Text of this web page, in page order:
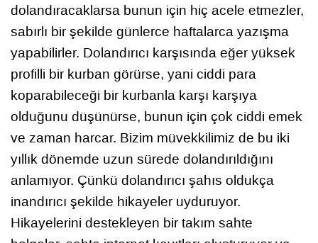
dolandıracaklarsa bunun için hiç acele etmezler,
sabırlı bir şekilde günlerce haftalarca yazışma
yapabilirler. Dolandırıcı karşısında eğer yüksek
profilli bir kurban görürse, yani ciddi para
koparabileceği bir kurbanla karşı karşıya
olduğunu düşünürse, bunun için çok ciddi emek
ve zaman harcar. Bizim müvekkilimiz de bu iki
yıllık dönemde uzun sürede dolandırıldığını
anlamıyor. Çünkü dolandırıcı şahıs oldukça
inandırıcı şekilde hikayeler uyduruyor.
Hikayelerini destekleyen bir takım sahte